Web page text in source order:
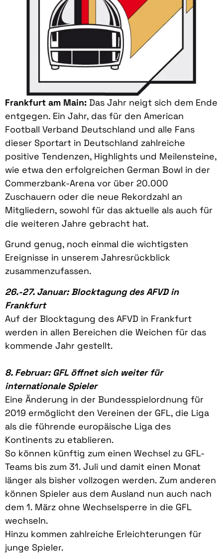
Frankfurt am Main: Das Jahr neigt sich dem Ende
entgegen. Ein Jahr, das für den American
Football Verband Deutschland und alle Fans
dieser Sportart in Deutschland zahlreiche
positive Tendenzen, Highlights und Meilensteine,
wie etwa den erfolgreichen German Bowl in der
Commerzbank-Arena vor über 20.000
Zuschauern oder die neue Rekordzahl an
Mitgliedern, sowohl für das aktuelle als auch für
die weiteren Jahre gebracht hat.
Grund genug, noch einmal die wichtigsten
Ereignisse in unserem Jahresrückblick
zusammenzufassen.
26.-27. Januar: Blocktagung des AFVD in
Frankfurt
Auf der Blocktagung des AFVD in Frankfurt
werden in allen Bereichen die Weichen für das
kommende Jahr gestellt.
8. Februar: GFL öffnet sich weiter für
internationale Spieler
Eine Änderung in der Bundesspielordnung für
2019 ermöglicht den Vereinen der GFL, die Liga
als die führende europäische Liga des
Kontinents zu etablieren.
So können künftig zum einen Wechsel zu GFL-
Teams bis zum 31. Juli und damit einen Monat
länger als bisher vollzogen werden. Zum anderen
können Spieler aus dem Ausland nun auch nach
dem 1. März ohne Wechselsperre in die GFL
wechseln.
Hinzu kommen zahlreiche Erleichterungen für
junge Spieler.